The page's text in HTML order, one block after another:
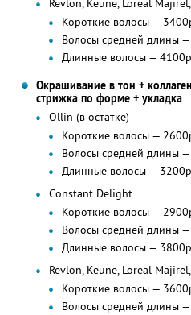
Revlon, Keune, Loreal
Короткие волосы —
Волосы средней длины
Длинные волосы —
Окрашивание в тон +
стрижка по форме + укладка
Ollin (в остатке)
Короткие волосы —
Волосы средней длины
Длинные волосы —
Constant Delight
Короткие волосы —
Волосы средней длины
Длинные волосы —
Revlon, Keune, Loreal
Короткие волосы —
Волосы средней длины